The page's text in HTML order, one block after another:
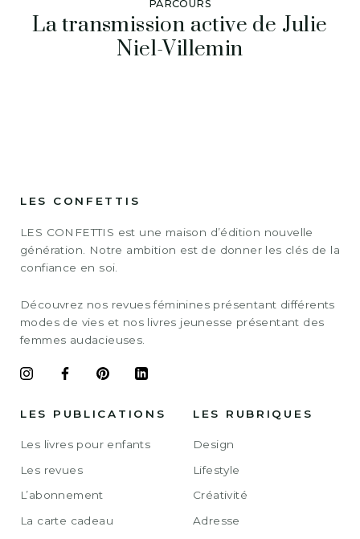
PARCOURS
La transmission active de Julie
Niel-Villemin
LES CONFETTIS
LES CONFETTIS est une maison d’édition nouvelle
génération. Notre ambition est de donner les clés de la
confiance en soi.
Découvrez nos revues féminines présentant différents
modes de vies et nos livres jeunesse présentant des
femmes audacieuses.
LES PUBLICATIONS
Les livres pour enfants
Les revues
L’abonnement
La carte cadeau
LES RUBRIQUES
Design
Lifestyle
Créativité
Adresse